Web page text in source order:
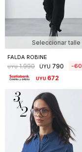
Seleccionar talle
FALDA ROBINE
UYU 1.990 UYU 790 60
UYU 672